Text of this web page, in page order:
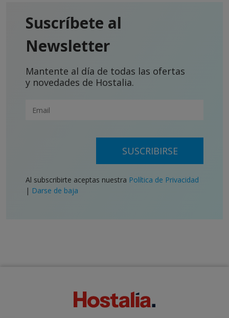
Suscríbete al
Newsletter
Mantente al día de todas las ofertas
y novedades de Hostalia.
SUSCRIBIRSE
Al subscribirte aceptas nuestra Política de Privacidad
| Darse de baja